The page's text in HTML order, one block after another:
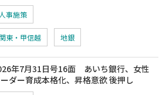
人事施策
東・甲信越 地銀
年7月31日号16面 あいち銀行、女性
ーダー育成本格化、昇格意欲 後押し